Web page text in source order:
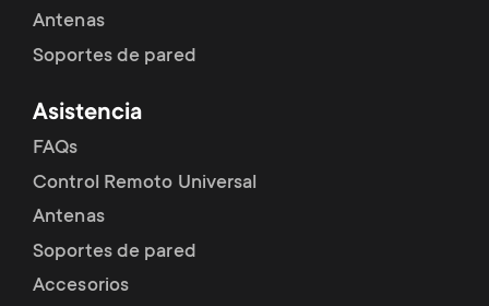
Antenas
Soportes de pared
Asistencia
FAQs
Control Remoto Universal
Antenas
Soportes de pared
Accesorios